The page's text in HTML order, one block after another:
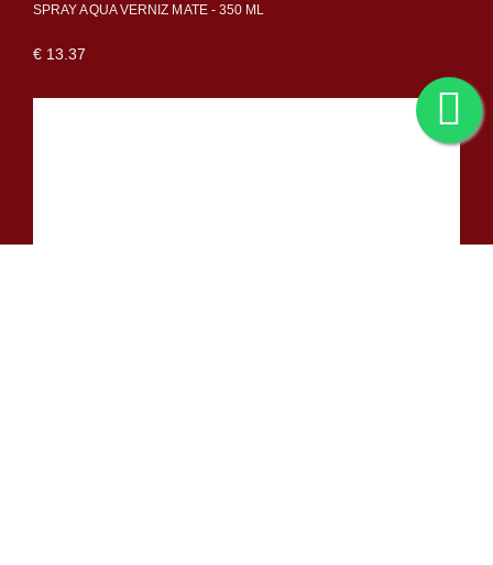
SPRAY AQUA VERNIZ MATE - 350 ML
€ 13.37